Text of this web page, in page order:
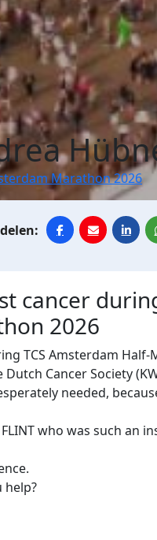
Marathon 2026
cancer
2026
TCS Amsterdam Half-
Cancer Society
needed,
who was such an
help?